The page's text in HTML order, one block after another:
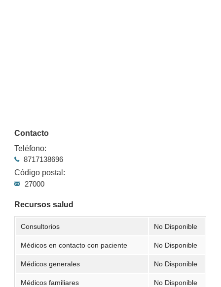
Contacto
Teléfono:
8717138696
Código postal:
27000
Recursos salud
Consultorios No Disponible
Médicos en contacto con paciente No Disponible
Médicos generales No Disponible
Médicos familiares No Disponible